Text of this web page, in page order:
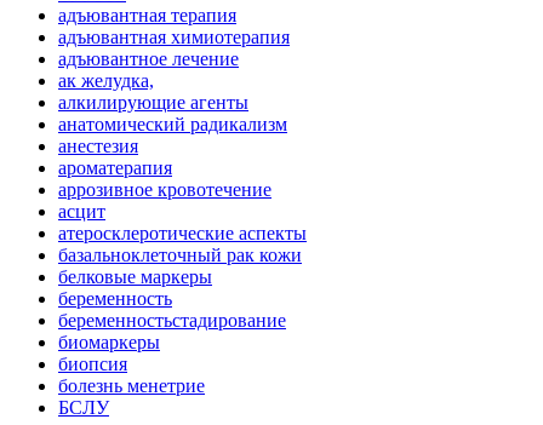
адъювантная терапия
адъювантная химиотерапия
адъювантное лечение
ак желудка,
алкилирующие агенты
анатомический радикализм
анестезия
ароматерапия
аррозивное кровотечение
асцит
атеросклеротические аспекты
базальноклеточный рак кожи
белковые маркеры
беременность
беременностьстадирование
биомаркеры
биопсия
болезнь менетрие
БСЛУ